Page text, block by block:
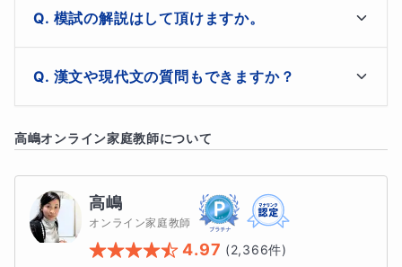
【授業内容】
①5分単語テスト
②文法理解を踏まえた読解
単語や助動詞、助詞の意味を意識して現代語訳を行う練習
市販の教材で古典常識をふまえながら
量をこなしていきます。
文章内で出てきたポイントとなる文法事項は、品詞分解
できるか、正しく指摘できるか確認しながら現代語訳の
模試の解説はして頂けますか。
はい。可能です。追加授業にて模試解説を承ります。
漢文や現代文の質問もできますか？
す。
高嶋オンライン家庭教師について
高嶋
オンライン家庭教師
4.97 (2,366件)